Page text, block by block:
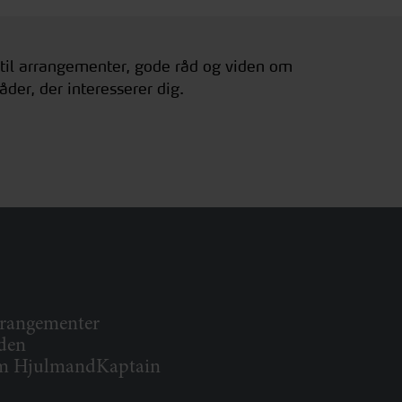
arrangementer, gode råd og viden om
der interesserer dig.
HjulmandKaptain